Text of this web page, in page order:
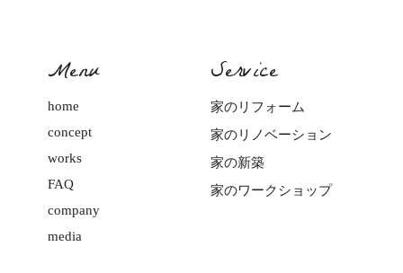
Menu
home
concept
works
FAQ
company
media
Service
家のリフォーム
家のリノベーション
家の新築
家のワークショップ